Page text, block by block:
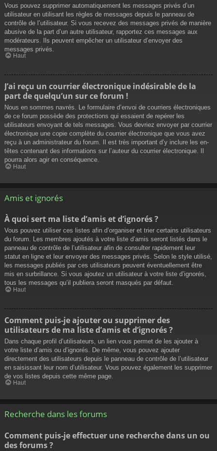
Vous pouvez supprimer automatiquement les messages privés d’un
utilisateur en utilisant les règles de messages depuis le panneau de
contrôle de l’utilisateur. Si vous recevez des messages privés de manière
abusive de la part d’un autre utilisateur, rapportez ces messages aux
modérateurs. Ils peuvent empêcher un utilisateur d’envoyer des
messages privés.
Haut
J’ai reçu un courrier électronique indésirable de la
part de quelqu’un sur ce forum !
Nous en sommes navrés. Le formulaire d’envoi de courriers électroniques
de ce forum possède des protections qui essaient de repérer les
utilisateurs envoyant de tels messages. Vous devriez envoyer par courrier
électronique une copie complète du courrier électronique que vous avez
reçu à un administrateur du forum. Il est très important d’y inclure les en-
têtes contenant des informations sur l’auteur du courrier électronique. Il
pourra alors agir en conséquence.
Haut
Amis et ignorés
À quoi sert ma liste d’amis et d’ignorés ?
Vous pouvez utiliser ces listes afin d’organiser et trier certains utilisateurs
du forum. Les membres ajoutés à votre liste d’amis seront listés dans le
panneau de contrôle de l’utilisateur afin de consulter rapidement leur
statut en ligne et leur envoyer des messages privés. Selon le style utilisé,
les messages publiés par ces utilisateurs peuvent éventuellement être
mis en surbrillance. Si vous ajoutez un utilisateur à votre liste d’ignorés,
tous les messages qu’il publiera seront masqués par défaut.
Haut
Comment puis-je ajouter ou supprimer des
utilisateurs de ma liste d’amis et d’ignorés ?
Dans chaque profil d’utilisateurs, un lien vous permet de les ajouter à
votre liste d’amis ou d’ignorés. De même, vous pouvez ajouter
directement des utilisateurs depuis le panneau de contrôle de l’utilisateur
en saisissant leur nom d’utilisateur. Vous pouvez également les supprimer
de vos listes depuis cette même page.
Haut
Recherche dans les forums
Comment puis-je effectuer une recherche dans un ou
des forums ?